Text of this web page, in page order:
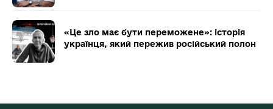
«Це зло має бути переможене»: історія
українця, який пережив російський полон